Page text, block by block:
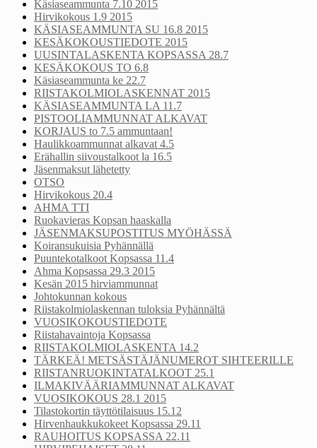
Käsiaseammunta 7.10 2015
Hirvikokous 1.9 2015
KÄSIASEAMMUNTA SU 16.8 2015
KESÄKOKOUSTIEDOTE 2015
UUSINTALASKENTA KOPSASSA 28.7
KESÄKOKOUS TO 6.8
Käsiaseammunta ke 22.7
RIISTAKOLMIOLASKENNAT 2015
KÄSIASEAMMUNTA LA 11.7
PISTOOLIAMMUNNAT ALKAVAT
KORJAUS to 7.5 ammuntaan!
Haulikkoammunnat alkavat 4.5
Erähallin siivoustalkoot la 16.5
Jäsenmaksut lähetetty
OTSO
Hirvikokous 20.4
AHMA TTI
Ruokavieras Kopsan haaskalla
JÄSENMAKSUPOSTITUS MYÖHÄSSÄ
Koiransukuisia Pyhännällä
Puuntekotalkoot Kopsassa 11.4
Ahma Kopsassa 29.3 2015
Kesän 2015 hirviammunnat
Johtokunnan kokous
Riistakolmiolaskennan tuloksia Pyhännältä
VUOSIKOKOUSTIEDOTE
Riistahavaintoja Kopsassa
RIISTAKOLMIOLASKENTA 14.2
TÄRKEÄ! METSÄSTÄJÄNUMEROT SIHTEERILLE
RIISTANRUOKINTATALKOOT 25.1
ILMAKIVÄÄRIAMMUNNAT ALKAVAT
VUOSIKOKOUS 28.1 2015
Tilastokortin täyttötilaisuus 15.12
Hirvenhaukkukokeet Kopsassa 29.11
RAUHOITUS KOPSASSA 22.11